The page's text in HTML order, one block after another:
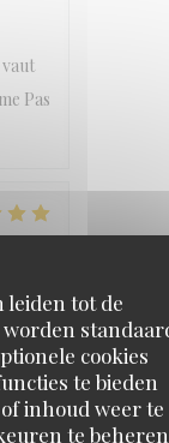
leiden tot de
cookies
te bieden
inhoud weer te
te
Pas